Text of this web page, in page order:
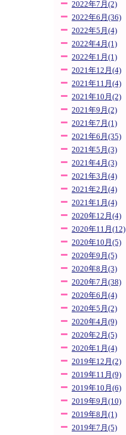
2022年7月(2)
2022年6月(36)
2022年5月(4)
2022年4月(1)
2022年1月(1)
2021年12月(4)
2021年11月(4)
2021年10月(2)
2021年9月(2)
2021年7月(1)
2021年6月(35)
2021年5月(3)
2021年4月(3)
2021年3月(4)
2021年2月(4)
2021年1月(4)
2020年12月(4)
2020年11月(12)
2020年10月(5)
2020年9月(5)
2020年8月(3)
2020年7月(38)
2020年6月(4)
2020年5月(2)
2020年4月(9)
2020年2月(5)
2020年1月(4)
2019年12月(2)
2019年11月(9)
2019年10月(6)
2019年9月(10)
2019年8月(1)
2019年7月(5)